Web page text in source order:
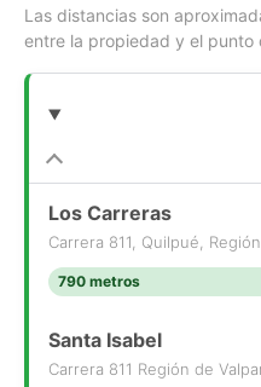
Las distancias son
entre la propiedad y el punto
Los Carreras
Carrera 811, Quilpué,
790 metros
Santa Isabel
Carrera 811 Región de